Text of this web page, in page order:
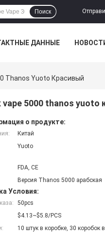
Поиск
ДАННЫЕ
Thanos Yuoto Красивый
5000 thanos yuoto
о продукте:
Китай
Yuoto
FDA, CE
Версия Thanos 5000 арабская
Условия:
50pcs
$4.13~$5.8/PCS
10 штук в коробке, 30 коробок